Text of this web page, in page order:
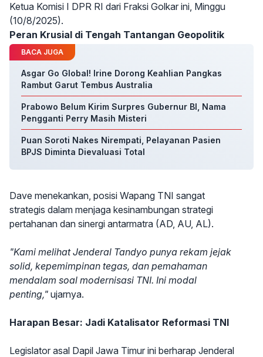
Ketua Komisi I DPR RI dari Fraksi Golkar ini, Minggu
(10/8/2025).
Peran Krusial di Tengah Tantangan Geopolitik
BACA JUGA
Asgar Go Global! Irine Dorong Keahlian Pangkas
Rambut Garut Tembus Australia
Prabowo Belum Kirim Surpres Gubernur BI, Nama
Pengganti Perry Masih Misteri
Puan Soroti Nakes Nirempati, Pelayanan Pasien
BPJS Diminta Dievaluasi Total
Dave menekankan, posisi Wapang TNI sangat
strategis dalam menjaga kesinambungan strategi
pertahanan dan sinergi antarmatra (AD, AU, AL).
"Kami melihat Jenderal Tandyo punya rekam jejak
solid, kepemimpinan tegas, dan pemahaman
mendalam soal modernisasi TNI. Ini modal
penting," ujarnya.
Harapan Besar: Jadi Katalisator Reformasi TNI
Legislator asal Dapil Jawa Timur ini berharap Jenderal